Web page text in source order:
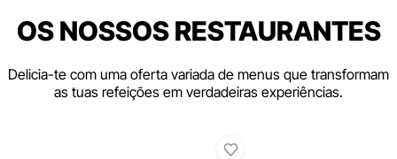
OS NOSSOS RESTAURANTES
Delicia-te com uma oferta variada de menus que transformam
as tuas refeições em verdadeiras experiências.